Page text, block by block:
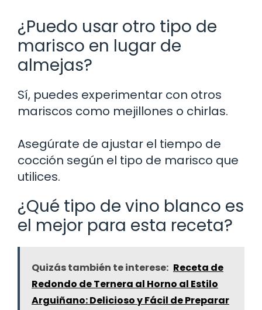
¿Puedo usar otro tipo de
marisco en lugar de
almejas?
Sí, puedes experimentar con otros
mariscos como mejillones o chirlas.
Asegúrate de ajustar el tiempo de
cocción según el tipo de marisco que
utilices.
¿Qué tipo de vino blanco es
el mejor para esta receta?
Quizás también te interese: Receta de
Redondo de Ternera al Horno al Estilo
Arguiñano: Delicioso y Fácil de Preparar